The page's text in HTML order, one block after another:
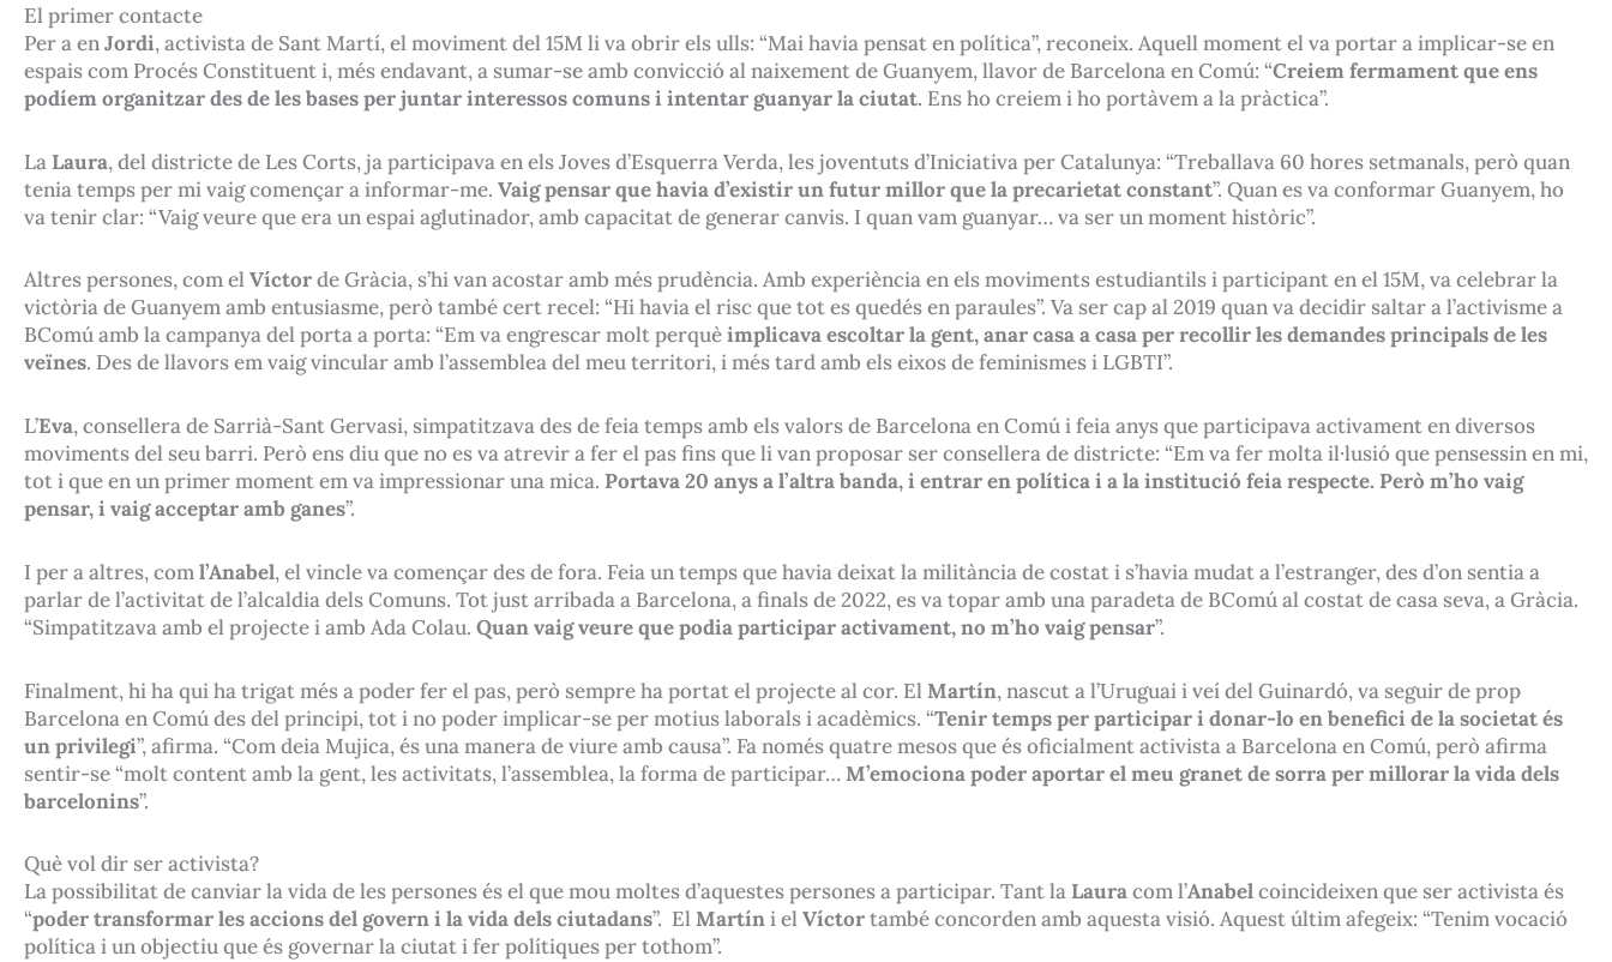
El primer contacte
Per a enJordi, activista de Sant Martí, el moviment del 15M li va obrir els ulls: “Mai havia pensat en política”, reconeix. Aquell moment el va portar a implicar-se en
espais com Procés Constituent i, més endavant, a sumar-se amb convicció al naixement de Guanyem, llavor de Barcelona en Comú: “Creiem fermament que ens
podíem organitzar des de les bases per juntar interessos comuns i intentar guanyar la ciutat. Ens ho creiem i ho portàvem a la pràctica”.
La Laura, del districte de Les Corts, ja participava en els Joves d’Esquerra Verda, les joventuts d’Iniciativa per Catalunya: “Treballava 60 hores setmanals, però quan
tenia temps per mi vaig començar a informar-me. Vaig pensar que havia d’existir un futur millor que la precarietat constant”. Quan es va conformar Guanyem, ho
va tenir clar: “Vaig veure que era un espai aglutinador, amb capacitat de generar canvis. I quan vam guanyar… va ser un moment històric”.
Altres persones, com elVíctorde Gràcia, s’hi van acostar amb més prudència. Amb experiència en els moviments estudiantils i participant en el 15M, va celebrar la
victòria de Guanyem amb entusiasme, però també cert recel: “Hi havia el risc que tot es quedés en paraules”. Va ser cap al 2019 quan va decidir saltar a l’activisme a
BComú amb la campanya del porta a porta: “Em va engrescar molt perquèimplicava escoltar la gent, anar casa a casa per recollir les demandes principals de les
veïnes. Des de llavors em vaig vincular amb l’assemblea del meu territori, i més tard amb els eixos de feminismes i LGBTI”.
L’Eva, consellera de Sarrià-Sant Gervasi, simpatitzava des de feia temps amb els valors de Barcelona en Comú i feia anys que participava activament en diversos
moviments del seu barri. Però ens diu que no es va atrevir a fer el pas fins que li van proposar ser consellera de districte: “Em va fer molta il·lusió que pensessin en mi,
tot i que en un primer moment em va impressionar una mica. Portava 20 anys a l’altra banda, i entrar en política i a la institució feia respecte. Però m’ho vaig
pensar, i vaig acceptar amb ganes”.
I per a altres, coml’Anabel, el vincle va començar des de fora. Feia un temps que havia deixat la militància de costat i s’havia mudat a l’estranger, des d’on sentia a
parlar de l’activitat de l’alcaldia dels Comuns. Tot just arribada a Barcelona, a finals de 2022, es va topar amb una paradeta de BComú al costat de casa seva, a Gràcia.
“Simpatitzava amb el projecte i amb Ada Colau. Quan vaig veure que podia participar activament, no m’ho vaig pensar”.
Finalment, hi ha qui ha trigat més a poder fer el pas, però sempre ha portat el projecte al cor. ElMartín, nascut a l’Uruguai i veí del Guinardó, va seguir de prop
Barcelona en Comú des del principi, tot i no poder implicar-se per motius laborals i acadèmics. “Tenir temps per participar i donar-lo en benefici de la societat és
un privilegi”, afirma. “Com deia Mujica, és una manera de viure amb causa”. Fa només quatre mesos que és oficialment activista a Barcelona en Comú, però afirma
sentir-se “molt content amb la gent, les activitats, l’assemblea, la forma de participar…M’emociona poder aportar el meu granet de sorra per millorar la vida dels
barcelonins”.
Què vol dir ser activista?
La possibilitat de canviar la vida de les persones és el que mou moltes d’aquestes persones a participar. Tant la Lauracom l’Anabelcoincideixen que ser activista és
“poder transformar les accions del govern i la vida dels ciutadans”. ElMartíni elVíctortambé concorden amb aquesta visió. Aquest últim afegeix: “Tenim vocació
política i un objectiu que és governar la ciutat i fer polítiques per tothom”.